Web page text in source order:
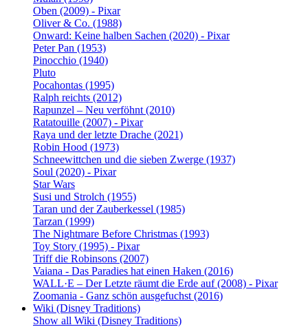
Oben (2009) - Pixar
Oliver & Co. (1988)
Onward: Keine halben Sachen (2020) - Pixar
Peter Pan (1953)
Pinocchio (1940)
Pluto
Pocahontas (1995)
Ralph reichts (2012)
Rapunzel – Neu verföhnt (2010)
Ratatouille (2007) - Pixar
Raya und der letzte Drache (2021)
Robin Hood (1973)
Schneewittchen und die sieben Zwerge (1937)
Soul (2020) - Pixar
Star Wars
Susi und Strolch (1955)
Taran und der Zauberkessel (1985)
Tarzan (1999)
The Nightmare Before Christmas (1993)
Toy Story (1995) - Pixar
Triff die Robinsons (2007)
Vaiana - Das Paradies hat einen Haken (2016)
WALL·E – Der Letzte räumt die Erde auf (2008) - Pixar
Zoomania - Ganz schön ausgefuchst (2016)
Wiki (Disney Traditions)
Show all Wiki (Disney Traditions)